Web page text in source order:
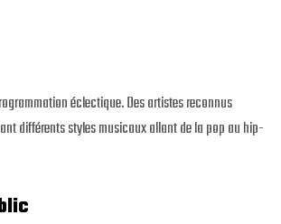
éclectique. Des artistes reconnus
différents styles musicaux allant de la pop au hip-